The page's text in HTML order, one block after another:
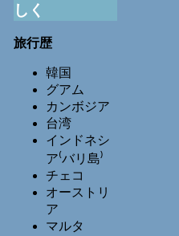
しく
旅行歴
韓国
グアム
カンボジア
台湾
インドネシ
ア⁽バリ島⁾
チェコ
オーストリ
ア
マルタ